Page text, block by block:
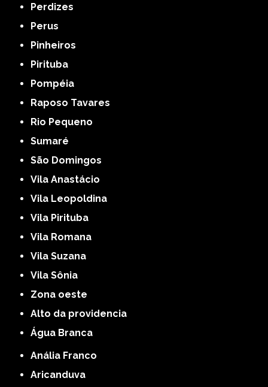
Perdizes
Perus
Pinheiros
Pirituba
Pompéia
Raposo Tavares
Rio Pequeno
Sumaré
São Domingos
Vila Anastácio
Vila Leopoldina
Vila Pirituba
Vila Romana
Vila Suzana
Vila Sônia
Zona oeste
alto da providencia
Água Branca
Anália Franco
Aricanduva